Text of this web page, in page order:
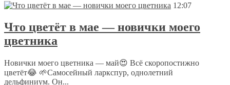
12:07
Что цветёт в мае — новички моего
цветника
Новички моего цветника — май😍 Всё скоропостижно
цветёт😂 🌱Самосейный ларкспур, однолетний
дельфиниум. Он...